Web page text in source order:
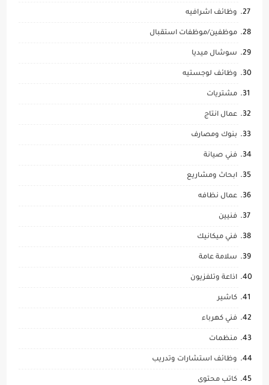
وظائف اشرافيه
موظفين/موظفات استقبال
سوشال ميديا
وظائف لوجستيه
مشتريات
عمال انتاج
بنوك ومصارف
فني صيانة
ابحاث ومشاريع
عمال نظافه
فنيين
فني ميكانيك
سلامة عامة
اذاعة وتلفزيون
كاشير
فني كهرباء
منظمات
وظائف استشارات وتدريب
كاتب محتوى